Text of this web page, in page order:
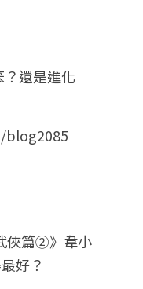
還是進化
俠篇②》韋小
好？